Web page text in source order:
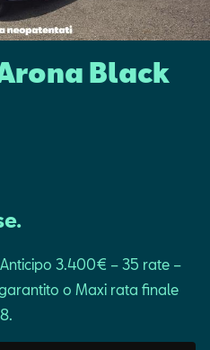
Black
Anticipo 3.400€ – 35 rate –
o Maxi rata finale